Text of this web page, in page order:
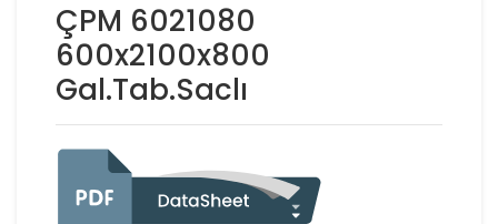
ÇPM 6021080
600x2100x800
Gal.Tab.Saclı